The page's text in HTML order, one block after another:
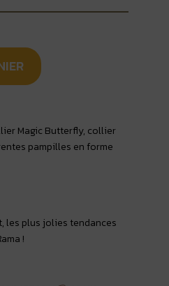
Magic Butterfly, collier
pampilles en forme
les plus jolies tendances
!